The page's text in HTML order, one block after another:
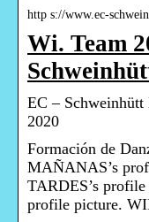
http s://www.ec-
Wi. Team
EC –
2020
Formación de
MAÑANAS’s
TARDES’s
profile picture.